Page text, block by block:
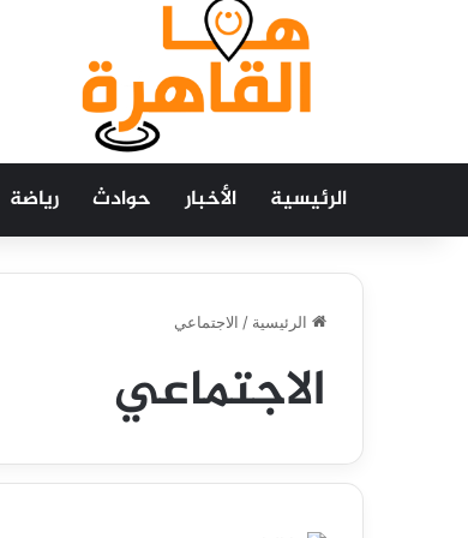
الرئيسية الأخبار حوادث رياضة
الرئيسية / الاجتماعي
الاجتماعي